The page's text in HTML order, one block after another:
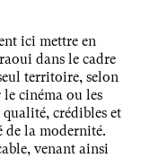
ici mettre en
dans le cadre
territoire, selon
le cinéma ou les
crédibles et
de la modernité.
venant ainsi